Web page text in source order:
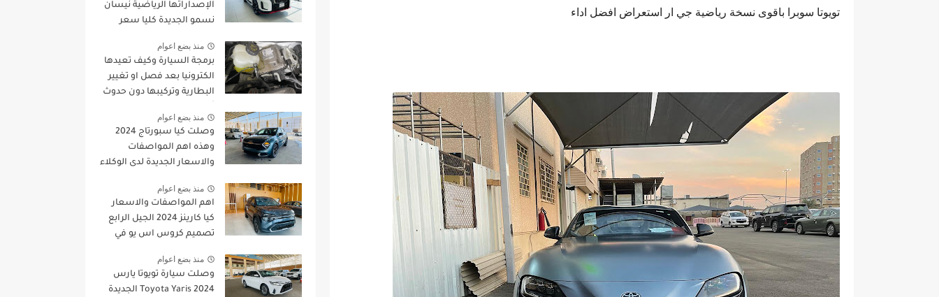
تويوتا سوبرا باقوى نسخة رياضية جي ار استعراض افضل اداء
الإصداراتها الرياضية نيسان
نسمو الجديدة كليا سعر
JOOAUTOMOBILE
منذ بضع اعوام
برمجة السيارة وكيف تعيدها
الكترونيا بعد فصل او تغيير
البطارية وتركيبها دون حدوث
منذ بضع اعوام
وصلت كيا سبورتاج 2024
وهذه اهم المواصفات
والاسعار الجديدة لدى الوكلاء
منذ بضع اعوام
اهم المواصفات والاسعار
كيا كارينز 2024 الجيل الرابع
تصميم كروس اس يو في
منذ بضع اعوام
وصلت سيارة تويوتا يارس
2024 Toyota Yaris الجديدة